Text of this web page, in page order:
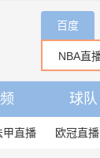
百度
球队
甲直播 欧冠直播